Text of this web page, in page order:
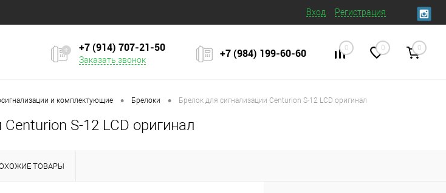
Вход Регистрация
+7 (914) 707‒21‒50
Заказать звонок +7 (984) 199‒60‒60 0 0 0
и комплектующие • Брелоки • Брелок для сигнализации Centurion S-12 LCD оригинал
S-12 LCD оригинал
ТОВАРЫ